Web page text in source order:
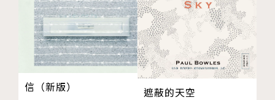
五
信（新版） 遮蔽的天空